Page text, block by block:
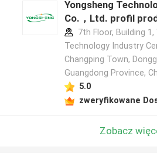
Yongsheng
Co.，Ltd. profil
7th Floor, Building 1,
Technology Industry
Changping Town,
Guangdong Province,
5.0
zweryfikowane
Zobacz